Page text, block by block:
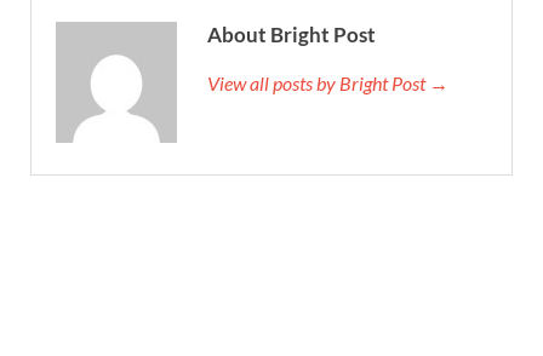
About Bright Post
View all posts by Bright Post →